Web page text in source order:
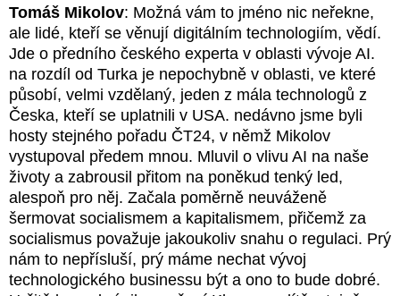
Tomáš Mikolov: Možná vám to jméno nic neřekne,
ale lidé, kteří se věnují digitálním technologiím, vědí.
Jde o předního českého experta v oblasti vývoje AI.
na rozdíl od Turka je nepochybně v oblasti, ve které
působí, velmi vzdělaný, jeden z mála technologů z
Česka, kteří se uplatnili v USA. nedávno jsme byli
hosty stejného pořadu ČT24, v němž Mikolov
vystupoval předem mnou. Mluvil o vlivu AI na naše
životy a zabrousil přitom na poněkud tenký led,
alespoň pro něj. Začala poměrně neuváženě
šermovat socialismem a kapitalismem, přičemž za
socialismus považuje jakoukoliv snahu o regulaci. Prý
nám to nepřísluší, prý máme nechat vývoj
technologického businessu být a ono to bude dobré.